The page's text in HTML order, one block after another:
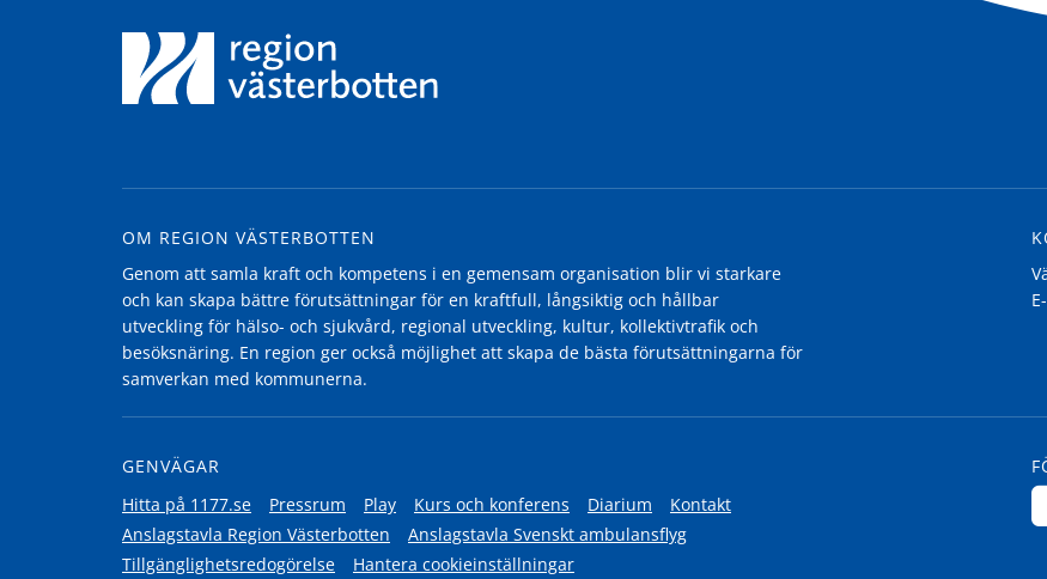
OM REGION VÄSTERBOTTEN
Genom att samla kraft och kompetens i en gemensam organisation blir vi starkare
och kan skapa bättre förutsättningar för en kraftfull, långsiktig och hållbar
utveckling för hälso- och sjukvård, regional utveckling, kultur, kollektivtrafik och
besöksnäring. En region ger också möjlighet att skapa de bästa förutsättningarna för
samverkan med kommunerna.
GENVÄGAR
Hitta på 1177.se
Pressrum Play Kurs och konferens Diarium
Kontakt
Anslagstavla Region Västerbotten
Anslagstavla Svenskt ambulansflyg
Tillgänglighetsredogörelse
Hantera cookieinställningar